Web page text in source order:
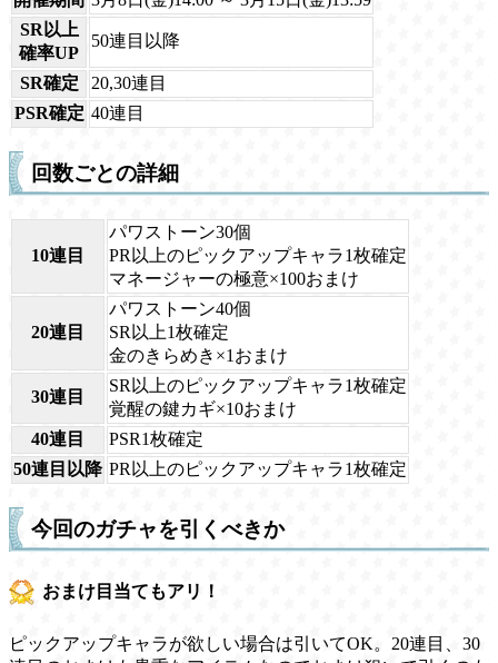
SR以上
確率UP
50連目以降
SR確定
20,30連目
PSR確定 40連目
回数ごとの詳細
10連目
パワストーン30個
PR以上のピックアップキャラ1枚確定
マネージャーの極意×100おまけ
20連目
パワストーン40個
SR以上1枚確定
金のきらめき×1おまけ
30連目
SR以上のピックアップキャラ1枚確定
覚醒の鍵カギ×10おまけ
40連目
PSR1枚確定
50連目以降 PR以上のピックアップキャラ1枚確定
今回のガチャを引くべきか
おまけ目当てもアリ！
ピックアップキャラが欲しい場合は引いてOK。20連目、30